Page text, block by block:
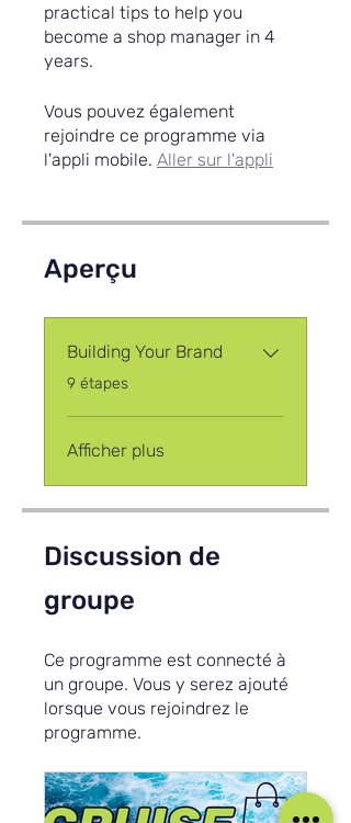
practical tips to help you
become a shop manager in 4
years.
Vous pouvez également
rejoindre ce programme via
l'appli mobile. Aller sur l'appli
Aperçu
Building Your Brand
.9 étapes
Afficher plus
Discussion de
groupe
Ce programme est connecté à
un groupe. Vous y serez ajouté
lorsque vous rejoindrez le
programme.